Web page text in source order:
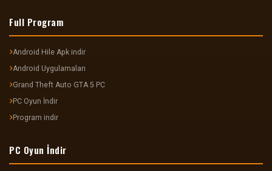
Full Program
Android Hile Apk indir
Android Uygulamaları
Grand Theft Auto GTA 5 PC
PC Oyun İndir
Program indir
PC Oyun İndir